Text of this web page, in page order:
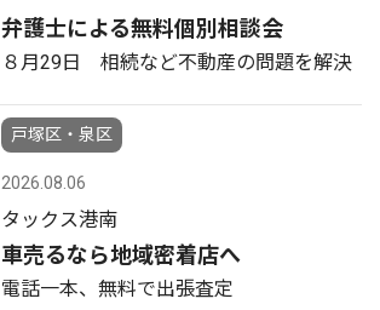
弁護士による無料個別相談会
８月29日 相続など不動産の問題を解決
戸塚区・泉区
2026.08.06
タックス港南
車売るなら地域密着店へ
電話一本、無料で出張査定